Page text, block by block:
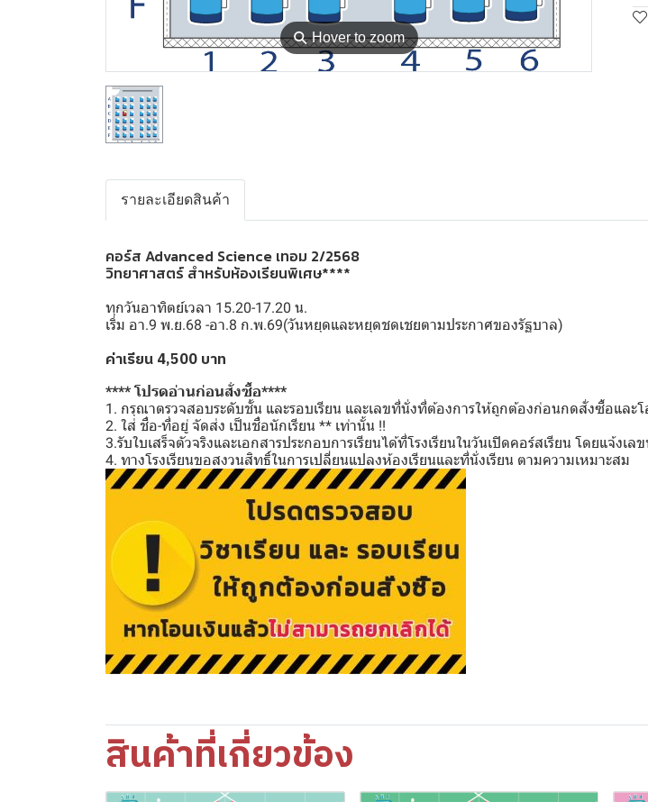
⚲Hover to zoom
รายละเอียดสินค้า
คอร์ส Advanced Science เทอม 2/2568
วิทยาศาสตร์ สำหรับห้องเรียนพิเศษ****
ทุกวันอาทิตย์เวลา 15.20-17.20 น.
เริ่ม อา.9 พ.ย.68 -อา.8 ก.พ.69(วันหยุดและหยุดชดเชยตามประกาศของรัฐบาล)
ค่าเรียน 4,500 บาท
**** โปรดอ่านก่อนสั่งซื้อ****
1. กรุณาตรวจสอบระดับชั้น และรอบเรียน และเลขที่นั่งที่ต้องการให้ถูกต้องก่อนกดสั่งซื้อและโ
2. ใส่ ชื่อ-ที่อยู่ จัดส่ง เป็นชื่อนักเรียน ** เท่านั้น !!
3.รับใบเสร็จตัวจริงและเอกสารประกอบการเรียนได้ที่โรงเรียนในวันเปิดคอร์สเรียน โดยแจ้งเ
4. ทางโรงเรียนขอสงวนสิทธิ์ในการเปลี่ยนแปลงห้องเรียนและที่นั่งเรียน ตามความเหมาะสม
สินค้าที่เกี่ยวข้อง